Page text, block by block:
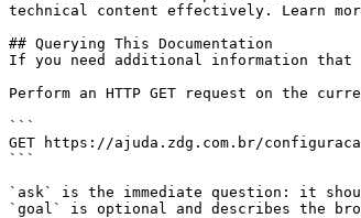
technical content effectively. Learn
## Querying This Documentation
If you need additional information that
Perform an HTTP GET request on the
```
GET https://ajuda.zdg.com.br/
```
`ask` is the immediate question: it
`goal` is optional and describes the